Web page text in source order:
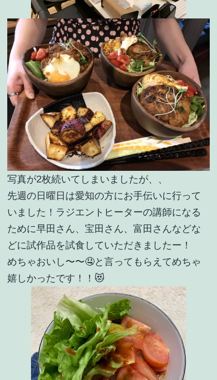
写真が2枚続いてしまいましたが、、
先週の日曜日は愛知の方にお手伝いに行って
いました！ラジエントヒーターの講師になる
ために早田さん、宝田さん、富田さんなどな
どに試作品を試食していただきましたー！
めちゃおいし〜〜🤤と言ってもらえてめちゃ
嬉しかったです！！😻